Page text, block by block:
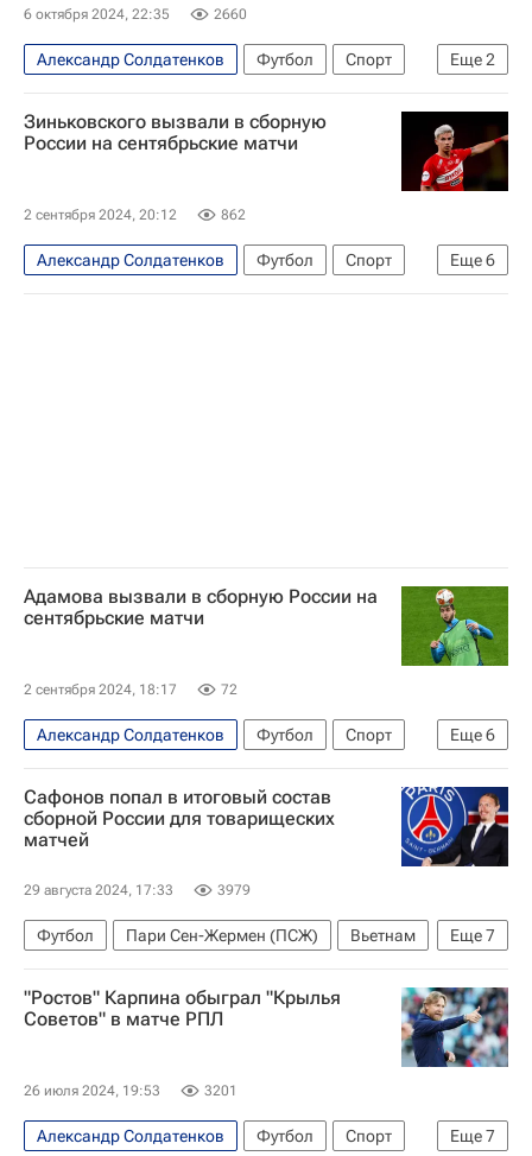
6 октября 2024, 22:35 2660
Еще2
Александр Солдатенков Футбол
Спорт
Крылья Советов
РПЛ 2026-2027 (Чемпионат России по футболу)
Зиньковского вызвали в сборную
России на сентябрьские матчи
2 сентября 2024, 20:12 862
Еще6
Александр Солдатенков Футбол
Спорт
Россия
Вьетнам
Таиланд
Адамова вызвали в сборную России на
сентябрьские матчи
2 сентября 2024, 18:17 72
Еще6
Александр Солдатенков Футбол
Спорт
Россия
Вьетнам
Таиланд
Игорь Дивеев
Арсен Адамов Ахмат
Сафонов попал в итоговый состав
сборной России для товарищеских
матчей
29 августа 2024, 17:33 3979
Еще7
Футбол Пари Сен-Жермен (ПСЖ)
Вьетнам
Таиланд
Евгений Латышонок
Дмитрий Воробьев
Матвей Сафонов
"Ростов" Карпина обыграл "Крылья
Советов" в матче РПЛ
26 июля 2024, 19:53 3201
Еще7
Александр Солдатенков Футбол
Спорт